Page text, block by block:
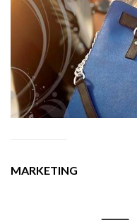
MARKETING